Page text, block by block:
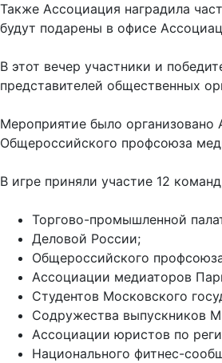
Также Ассоциация наградила
будут подарены в офисе
В этот вечер участники и
представителей общественных
Мероприятие было организовано
Общероссийского профсоюза
В игре приняли участие 12
Торгово-промышленной
Деловой России;
Общероссийского
Ассоциации медиаторов
Студентов Московского
Содружества выпускников
Ассоциации юристов по
Национального фитнес-